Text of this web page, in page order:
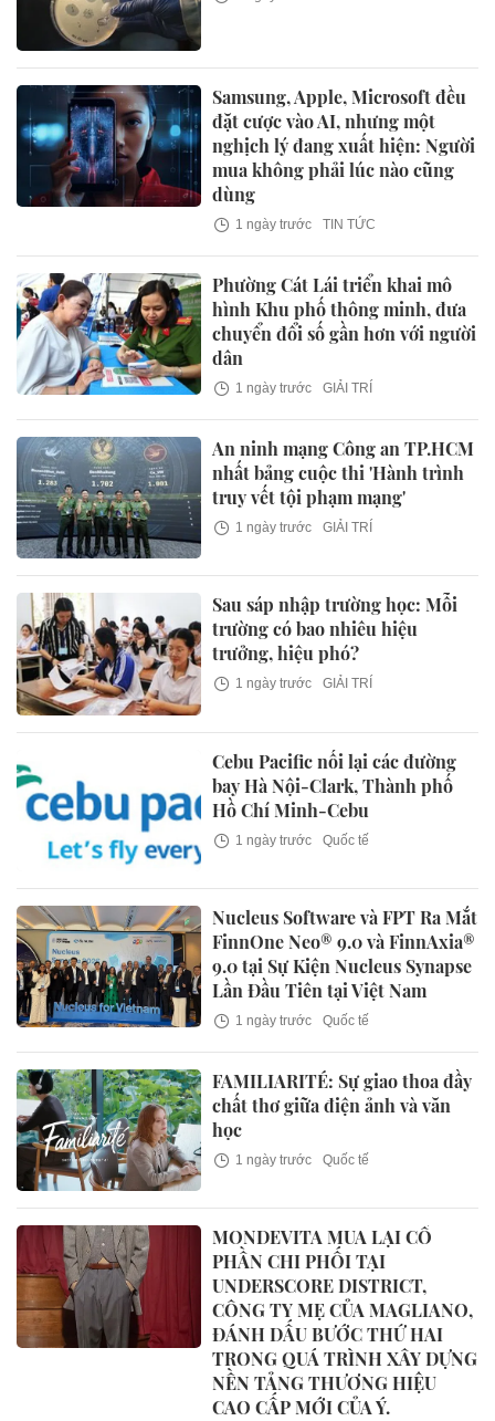
Samsung, Apple, Microsoft đều
đặt cược vào AI, nhưng một
nghịch lý đang xuất hiện: Người
mua không phải lúc nào cũng
dùng
1 ngày trước TIN TỨC
Phường Cát Lái triển khai mô
hình Khu phố thông minh, đưa
chuyển đổi số gần hơn với người
dân
1 ngày trước GIẢI TRÍ
An ninh mạng Công an TP.HCM
nhất bảng cuộc thi 'Hành trình
truy vết tội phạm mạng'
1 ngày trước GIẢI TRÍ
Sau sáp nhập trường học: Mỗi
trường có bao nhiêu hiệu
trưởng, hiệu phó?
1 ngày trước GIẢI TRÍ
Cebu Pacific nối lại các đường
bay Hà Nội-Clark, Thành phố
Hồ Chí Minh-Cebu
1 ngày trước Quốc tế
Nucleus Software và FPT Ra Mắt
FinnOne Neo® 9.0 và FinnAxia®
9.0 tại Sự Kiện Nucleus Synapse
Lần Đầu Tiên tại Việt Nam
1 ngày trước Quốc tế
FAMILIARITÉ: Sự giao thoa đầy
chất thơ giữa điện ảnh và văn
học
1 ngày trước Quốc tế
MONDEVITA MUA LẠI CỔ
PHẦN CHI PHỐI TẠI
UNDERSCORE DISTRICT,
CÔNG TY MẸ CỦA MAGLIANO,
ĐÁNH DẤU BƯỚC THỨ HAI
TRONG QUÁ TRÌNH XÂY DỰNG
NỀN TẢNG THƯƠNG HIỆU
CAO CẤP MỚI CỦA Ý.